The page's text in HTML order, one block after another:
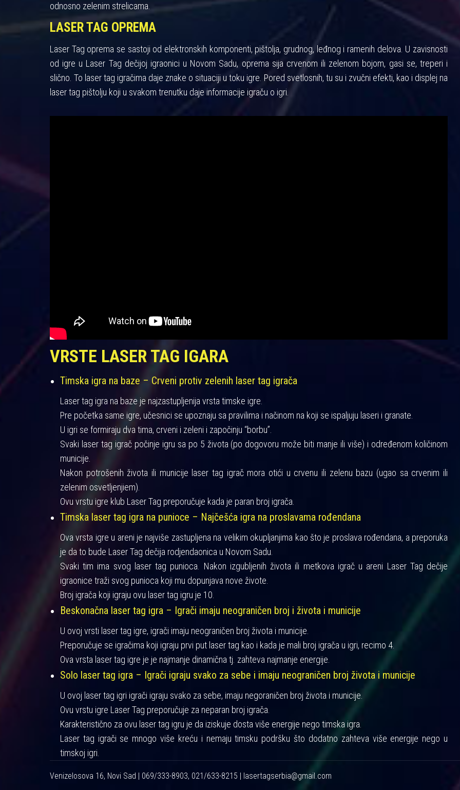
odnosno zelenim strelicama.
LASER TAG OPREMA
Laser Tag oprema se sastoji od elektronskih komponenti, pištolja, grudnog, leđnog i ramenih delova. U zavisnosti
od igre u Laser Tag dečijoj igraonici u Novom Sadu, oprema sija crvenom ili zelenom bojom, gasi se, treperi i
slično. To laser tag igračima daje znake o situaciji u toku igre. Pored svetlosnih, tu su i zvučni efekti, kao i displej na
laser tag pištolju koji u svakom trenutku daje informacije igraču o igri.
VRSTE LASER TAG IGARA
Timska igra na baze – Crveni protiv zelenih laser tag igrača
Laser tag igra na baze je najzastupljenija vrsta timske igre.
Pre početka same igre, učesnici se upoznaju sa pravilima i načinom na koji se ispaljuju laseri i granate.
U igri se formiraju dva tima, crveni i zeleni i započinju “borbu”.
Svaki laser tag igrač počinje igru sa po 5 života (po dogovoru može biti manje ili više) i određenom količinom
municije.
Nakon potrošenih života ili municije laser tag igrač mora otići u crvenu ili zelenu bazu (ugao sa crvenim ili
zelenim osvetljenjiem).
Ovu vrstu igre klub Laser Tag preporučuje kada je paran broj igrača.
Timska laser tag igra na punioce – Najčešća igra na proslavama rođendana
Ova vrsta igre u areni je najviše zastupljena na velikim okupljanjima kao što je proslava rođendana, a preporuka
je da to bude Laser Tag dečija rodjendaonica u Novom Sadu.
Svaki tim ima svog laser tag punioca. Nakon izgubljenih života ili metkova igrač u areni Laser Tag dečije
igraonice traži svog punioca koji mu dopunjava nove živote.
Broj igrača koji igraju ovu laser tag igru je 10.
Beskonačna laser tag igra – Igrači imaju neograničen broj i života i municije
U ovoj vrsti laser tag igre, igrači imaju neograničen broj života i municije.
Preporučuje se igračima koji igraju prvi put laser tag kao i kada je mali broj igrača u igri, recimo 4.
Ova vrsta laser tag igre je je najmanje dinamična tj. zahteva najmanje energije.
Solo laser tag igra – Igrači igraju svako za sebe i imaju neograničen broj života i municije
U ovoj laser tag igri igrači igraju svako za sebe, imaju negoraničen broj života i municije.
Ovu vrstu igre Laser Tag preporučuje za neparan broj igrača.
Karakteristično za ovu laser tag igru je da iziskuje dosta više energije nego timska igra.
Laser tag igrači se mnogo više kreću i nemaju timsku podršku što dodatno zahteva više energije nego u
timskoj igri.
Venizelosova 16, Novi Sad | 069/333-8903, 021/633-8215 | lasertagserbia@gmail.com